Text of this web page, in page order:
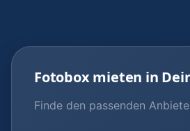
Fotobox mieten in
Finde den passenden